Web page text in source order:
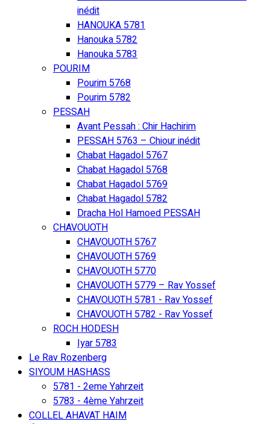
inédit
HANOUKA 5781
Hanouka 5782
Hanouka 5783
POURIM
Pourim 5768
Pourim 5782
PESSAH
Avant Pessah : Chir Hachirim
PESSAH 5763 – Chiour inédit
Chabat Hagadol 5767
Chabat Hagadol 5768
Chabat Hagadol 5769
Chabat Hagadol 5782
Dracha Hol Hamoed PESSAH
CHAVOUOTH
CHAVOUOTH 5767
CHAVOUOTH 5769
CHAVOUOTH 5770
CHAVOUOTH 5779 – Rav Yossef
CHAVOUOTH 5781 - Rav Yossef
CHAVOUOTH 5782 - Rav Yossef
ROCH HODESH
Iyar 5783
Le Rav Rozenberg
SIYOUM HASHASS
5781 - 2eme Yahrzeit
5783 - 4ème Yahrzeit
COLLEL AHAVAT HAIM